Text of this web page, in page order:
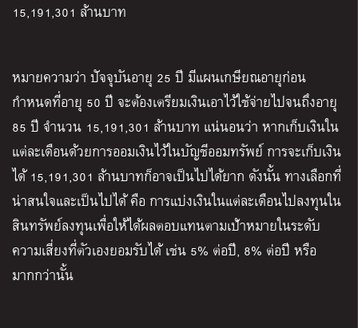
15,191,301 ล้านบาท
หมายความว่า ปัจจุบันอายุ 25 ปี มีแผนเกษียณอายุก่อน
กำหนดที่อายุ 50 ปี จะต้องเตรียมเงินเอาไว้ใช้จ่ายไปจนถึงอายุ
85 ปี จำนวน 15,191,301 ล้านบาท แน่นอนว่า หากเก็บเงินใน
แต่ละเดือนด้วยการออมเงินไว้ในบัญชีออมทรัพย์ การจะเก็บเงิน
ได้15,191,301 ล้านบาทก็อาจเป็นไปได้ยาก ดังนั้น ทางเลือกที่
น่าสนใจและเป็นไปได้ คือ การแบ่งเงินในแต่ละเดือนไปลงทุนใน
สินทรัพย์ลงทุนเพื่อให้ได้ผลตอบแทนตามเป้าหมายในระดับ
ความเสี่ยงที่ตัวเองยอมรับได้ เช่น 5% ต่อปี, 8% ต่อปี หรือ
มากกว่านั้น